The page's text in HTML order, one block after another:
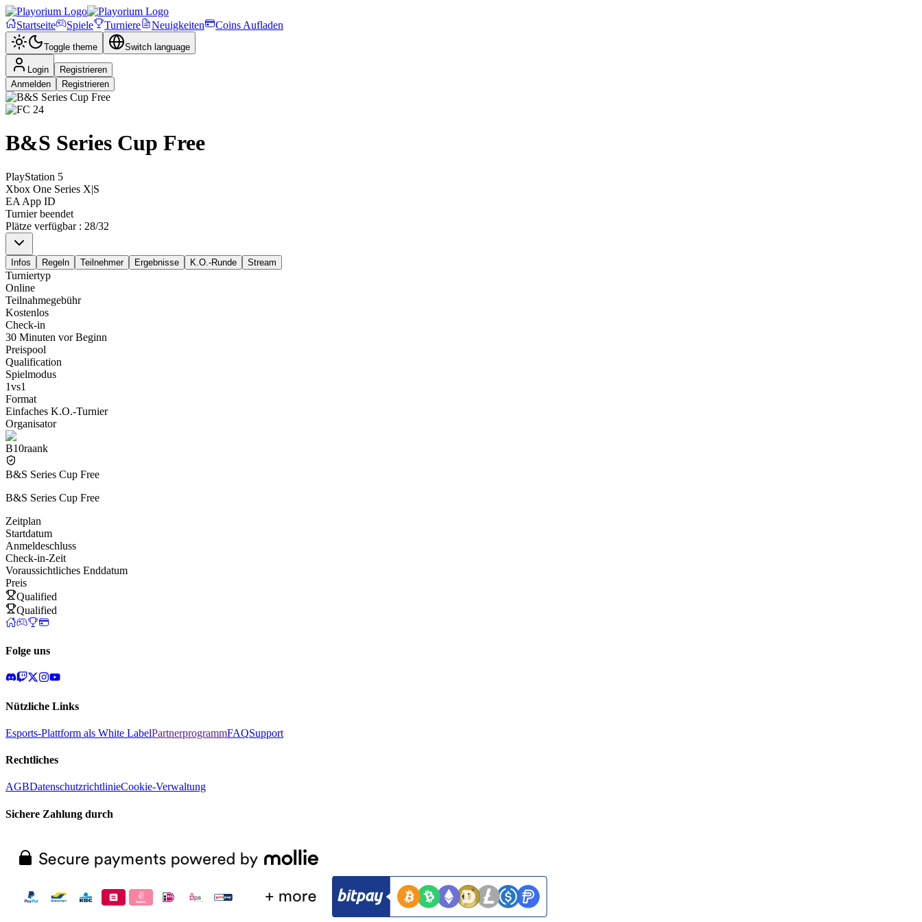
Startseite Spiele Turniere Neuigkeiten Coins Aufladen
Toggle theme Switch language
Login
Registrieren
Anmelden
Registrieren
B&S Series Cup Free
PlayStation 5
Xbox One Series X|S
EA App ID
Turnier beendet
Plätze verfügbar: 28/32
Infos Regeln Teilnehmer Ergebnisse K.O.-Runde Stream
Turniertyp
Online
Teilnahmegebühr
Kostenlos
Check-in
30 Minuten vor Beginn
Preispool
Qualification
Spielmodus
1vs1
Format
Einfaches K.O.-Turnier
Organisator
B10raank
B&S Series Cup Free
B&S Series Cup Free
Zeitplan
Startdatum
Anmeldeschluss
Check-in-Zeit
Voraussichtliches Enddatum
Preis
Qualified
Qualified
Folge uns
Nützliche Links
Esports-Plattform als White LabelPartnerprogrammFAQSupport
Rechtliches
AGBDatenschutzrichtlinieCookie-Verwaltung
Sichere Zahlung durch